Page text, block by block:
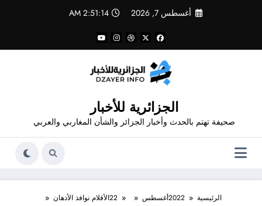
أغسطس 7, 2026 2:51:14 AM
الجزائرية للأخبار
صحيفة تهتم بالحدث وأخبار الجزائر والشأن المغاربي والعربي
الرئيسية 2022أغسطس 22الأقلام نوافذ الأذهان